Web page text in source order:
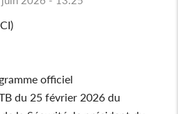
officiel
du 25 février 2026 du